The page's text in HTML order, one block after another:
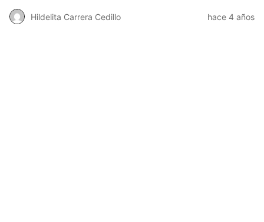
Hildelita Carrera Cedillo hace 4 años